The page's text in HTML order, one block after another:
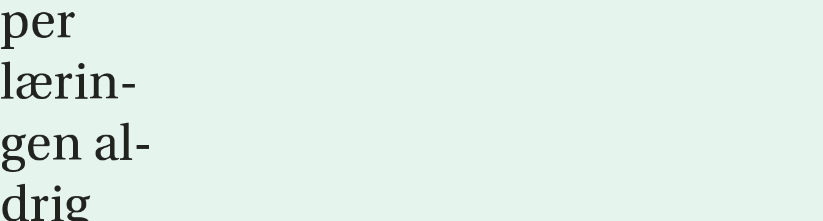
per
læ­rin­
gen al­
drig